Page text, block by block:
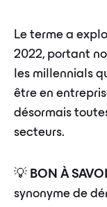
Le terme a
2022, portant
les millennials
être en
désormais
secteurs.
💡 BON À
synonyme de